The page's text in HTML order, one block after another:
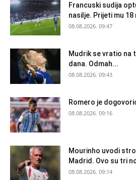
Francuski sudija
nasilje. Prijeti mu
08.08.2026. 09:47
Mudrik se vratio na
dana. Odmah...
08.08.2026. 09:43
Romero je
08.08.2026. 09:16
Mourinho uvodi
Madrid. Ovo su tri
08.08.2026. 09:14